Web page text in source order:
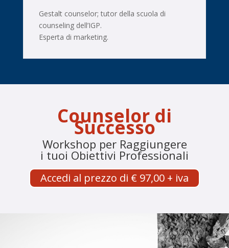
Gestalt counselor; tutor della scuola di
counseling dell’IGP.
Esperta di marketing.
Counselor di
Successo
Workshop per Raggiungere
i tuoi Obiettivi Professionali
Accedi al prezzo di € 97,00 + iva